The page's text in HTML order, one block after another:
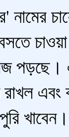
নামের
রাখল